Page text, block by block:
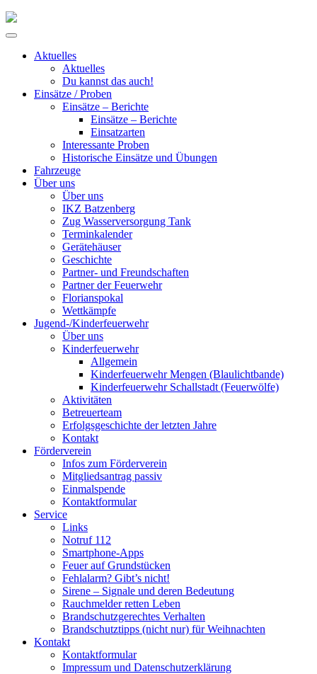
Skip
Primary
Aktuelles
Aktuelles
Du kannst das auch!
Einsätze / Proben
Einsätze – Berichte
Einsätze – Berichte
Einsatzarten
Interessante Proben
Historische Einsätze und Übungen
Fahrzeuge
Über uns
Über uns
IKZ Batzenberg
Zug Wasserversorgung Tank
Terminkalender
Gerätehäuser
Geschichte
Partner- und Freundschaften
Partner der Feuerwehr
Florianspokal
Wettkämpfe
Jugend-/Kinderfeuerwehr
Über uns
Kinderfeuerwehr
Allgemein
Kinderfeuerwehr Mengen (Blaulichtbande)
Kinderfeuerwehr Schallstadt (Feuerwölfe)
Aktivitäten
Betreuerteam
Erfolgsgeschichte der letzten Jahre
Kontakt
Förderverein
Infos zum Förderverein
Mitgliedsantrag passiv
Einmalspende
Kontaktformular
Service
Links
Notruf 112
Smartphone-Apps
Feuer auf Grundstücken
Fehlalarm? Gibt’s nicht!
Sirene – Signale und deren Bedeutung
Rauchmelder retten Leben
Brandschutzgerechtes Verhalten
Brandschutztipps (nicht nur) für Weihnachten
Kontakt
Kontaktformular
Impressum und Datenschutzerklärung